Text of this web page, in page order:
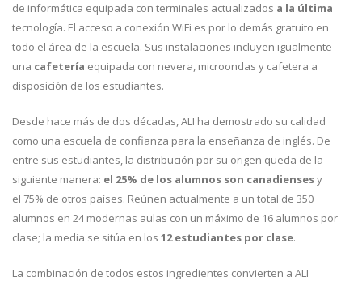
de informática equipada con terminales actualizados a la última
tecnología. El acceso a conexión WiFi es por lo demás gratuito en
todo el área de la escuela. Sus instalaciones incluyen igualmente
una cafetería equipada con nevera, microondas y cafetera a
disposición de los estudiantes.
Desde hace más de dos décadas, ALI ha demostrado su calidad
como una escuela de confianza para la enseñanza de inglés. De
entre sus estudiantes, la distribución por su origen queda de la
siguiente manera: el 25% de los alumnos son canadiensesy
el 75% de otros países. Reúnen actualmente a un total de 350
alumnos en 24 modernas aulas con un máximo de 16 alumnos por
clase; la media se sitúa en los 12 estudiantes por clase.
La combinación de todos estos ingredientes convierten a ALI